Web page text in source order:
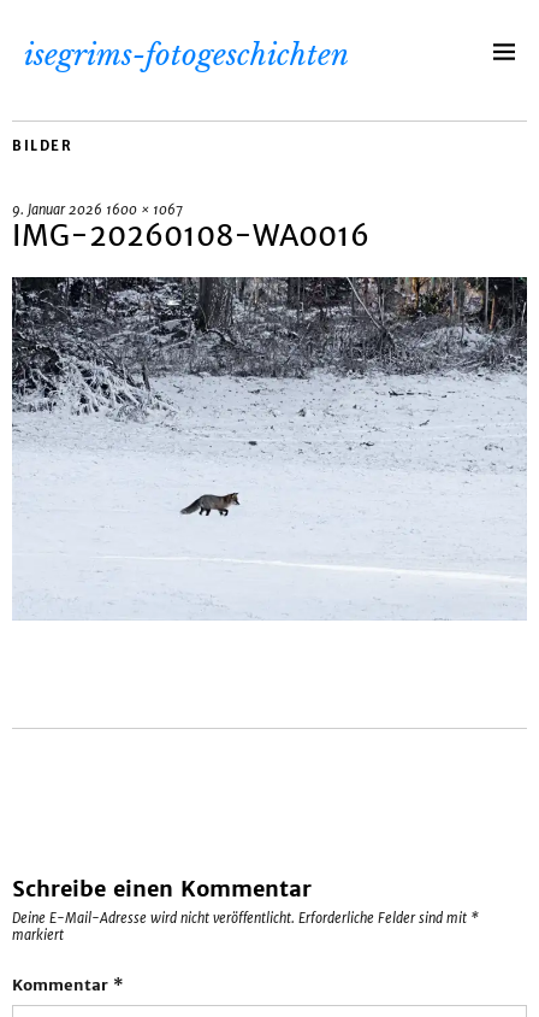
isegrims-fotogeschichten
BILDER
9. Januar 2026 1600 × 1067
IMG-20260108-WA0016
Schreibe einen Kommentar
Deine E-Mail-Adresse wird nicht veröffentlicht. Erforderliche Felder sind mit *
markiert
Kommentar *